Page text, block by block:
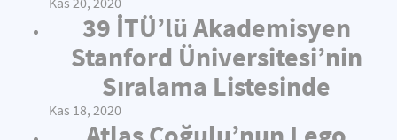
39 İTÜ’lü Akademisyen
Stanford Üniversitesi’nin
Sıralama Listesinde
Kas 18, 2020